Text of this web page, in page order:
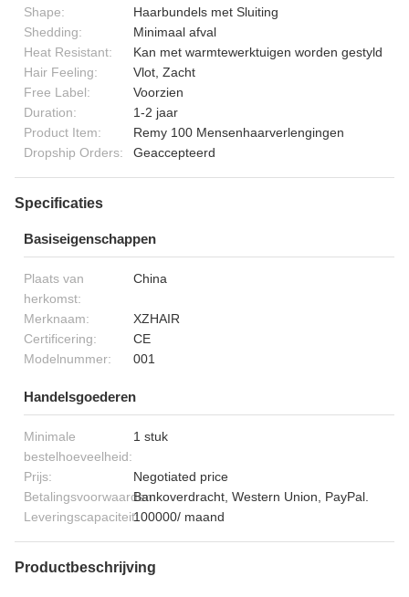
Shape:
Haarbundels met Sluiting
Shedding:
Minimaal afval
Heat Resistant:
Kan met warmtewerktuigen worden gestyld
Hair Feeling:
Vlot, Zacht
Free Label:
Voorzien
Duration:
1-2 jaar
Product Item:
Remy 100 Mensenhaarverlengingen
Dropship Orders:
Geaccepteerd
Specificaties
Basiseigenschappen
Plaats van
herkomst:
China
Merknaam:
XZHAIR
Certificering:
CE
Modelnummer:
001
Handelsgoederen
Minimale
bestelhoeveelheid:
1 stuk
Prijs:
Negotiated price
Betalingsvoorwaarden:Bankoverdracht, Western Union, PayPal.
Leveringscapaciteit:100000/ maand
Productbeschrijving